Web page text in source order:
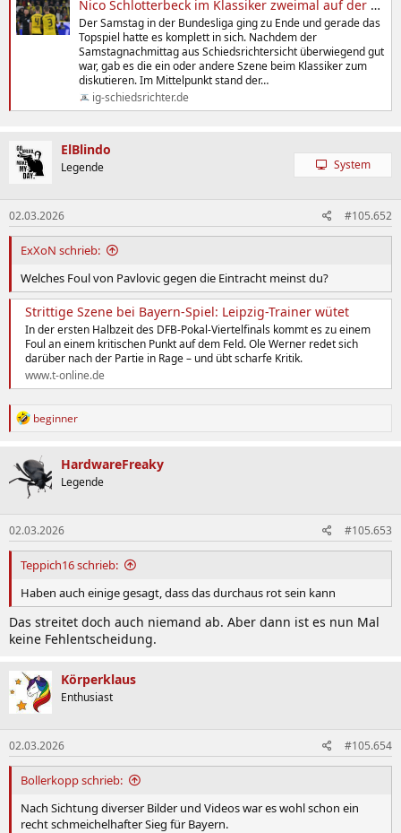
Nico Schlotterbeck im Klassiker zweimal auf der Kippe
Der Samstag in der Bundesliga ging zu Ende und gerade das
Topspiel hatte es komplett in sich. Nachdem der
Samstagnachmittag aus Schiedsrichtersicht überwiegend gut
war, gab es die ein oder andere Szene beim Klassiker zum
diskutieren. Im Mittelpunkt stand der…
ig-schiedsrichter.de
ElBlindo
Legende System
02.03.2026 #105.652
ExXoN schrieb:
Welches Foul von Pavlovic gegen die Eintracht meinst du?
Strittige Szene bei Bayern-Spiel: Leipzig-Trainer wütet
In der ersten Halbzeit des DFB-Pokal-Viertelfinals kommt es zu einem
Foul an einem kritischen Punkt auf dem Feld. Ole Werner redet sich
darüber nach der Partie in Rage – und übt scharfe Kritik.
www.t-online.de
R
k
t
i
n
e
n
:
beginner
HardwareFreaky
Legende
02.03.2026 #105.653
Teppich16 schrieb:
Haben auch einige gesagt, dass das durchaus rot sein kann
Das streitet doch auch niemand ab. Aber dann ist es nun Mal
keine Fehlentscheidung.
Körperklaus
Enthusiast
02.03.2026 #105.654
Bollerkopp schrieb:
Nach Sichtung diverser Bilder und Videos war es wohl schon ein
recht schmeichelhafter Sieg für Bayern.